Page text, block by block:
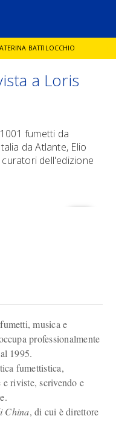
BATTILOCCHIO
DE CATALDO
a Loris
fumetti da
da Atlante, Elio
dell'edizione
musica e
professionalmente
1995.
fumettistica,
riviste, scrivendo e
China, di cui è direttore